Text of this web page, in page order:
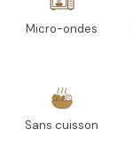
Micro-ondes
Sans cuisson